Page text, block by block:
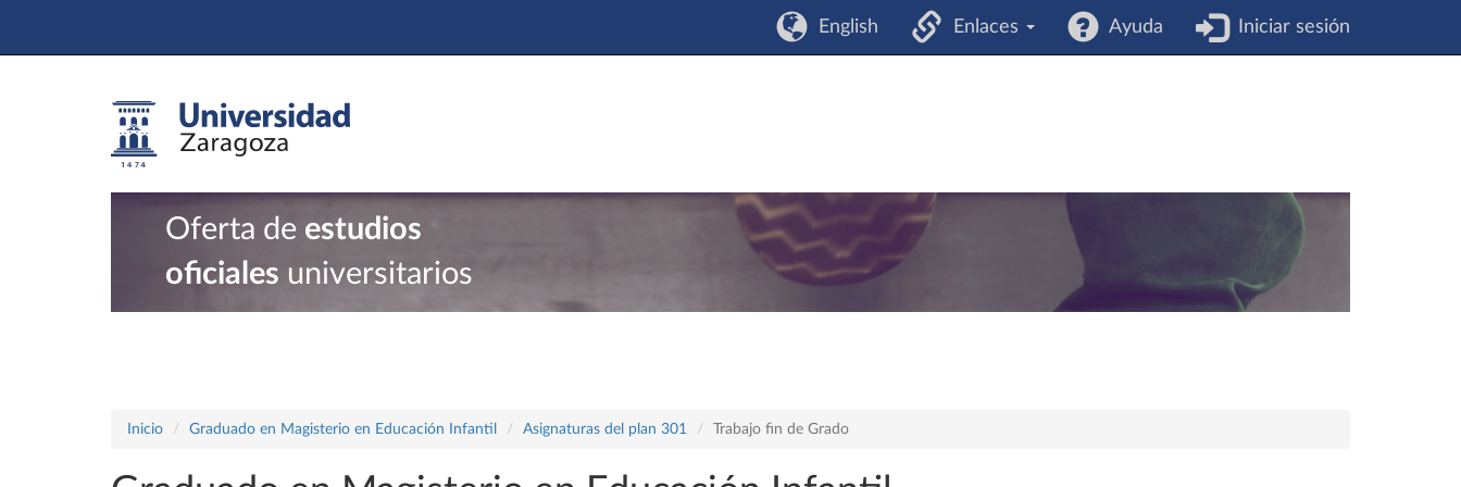
English Enlaces Ayuda Iniciar sesión
Oferta de estudios
oficiales universitarios
Inicio Graduado en Magisterio en Educación Infantil Asignaturas del plan 301 Trabajo fin de Grado